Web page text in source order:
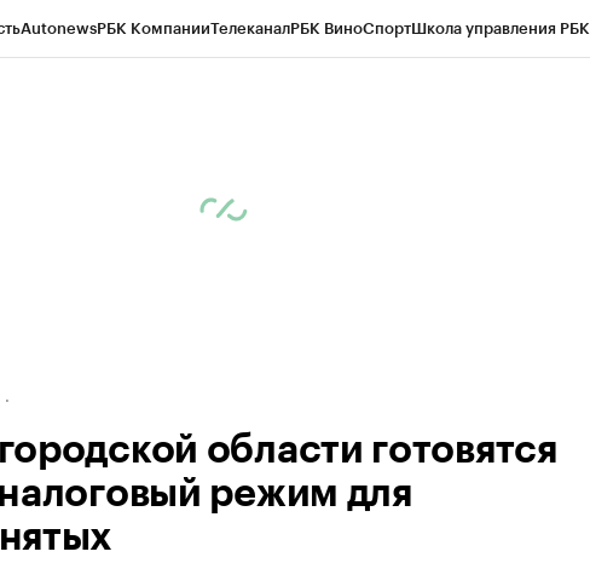
AutonewsРБК КомпанииТелеканалРБК ВиноСпортШкола управления РБК
области готовятся
режим для